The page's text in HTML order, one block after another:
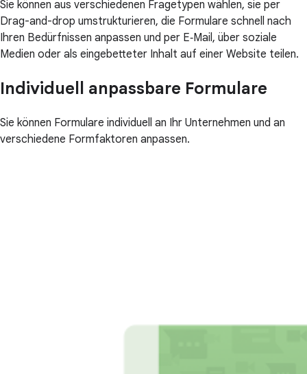
Sie können aus verschiedenen Fragetypen wählen, sie per
Drag-and-drop umstrukturieren, die Formulare schnell nach
Ihren Bedürfnissen anpassen und per E‑Mail, über soziale
Medien oder als eingebetteter Inhalt auf einer Website teilen.
Individuell anpassbare Formulare
Sie können Formulare individuell an Ihr Unternehmen und an
verschiedene Formfaktoren anpassen.